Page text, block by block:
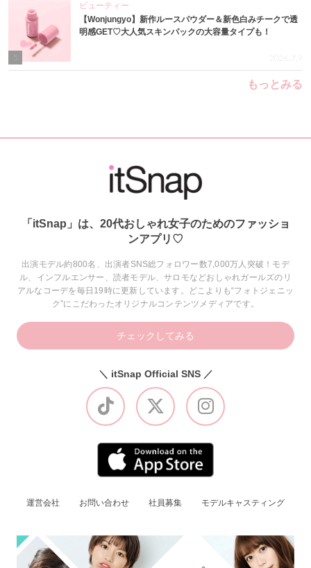
ビューティー
【Wonjungyo】新作ルースパウダー＆新色白みチークで透
明感GET♡大人気スキンパックの大容量タイプも！
2026.7.9
もっとみる
「itSnap」は、20代おしゃれ女子のためのファッショ
ンアプリ♡
出演モデル約800名、出演者SNS総フォロワー数7,000万人突破！モデ
ル、インフルエンサー、読者モデル、サロモなどおしゃれガールズのリ
アルなコーデを毎日19時に更新しています。どこよりも“フォトジェニッ
ク”にこだわったオリジナルコンテンツメディアです。
チェックしてみる
＼ itSnap Official SNS ／
運営会社 お問い合わせ 社員募集 モデルキャスティング